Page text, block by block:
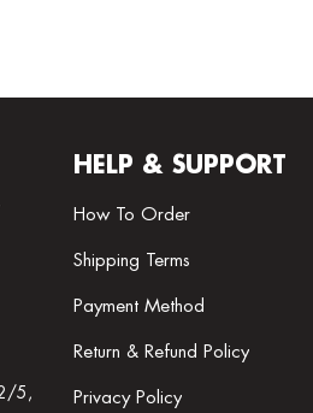
5,
HELP & SUPPORT
How To Order
Shipping Terms
Payment Method
Return & Refund Policy
Privacy Policy